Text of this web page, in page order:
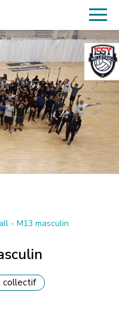
- M13 masculin
collectif